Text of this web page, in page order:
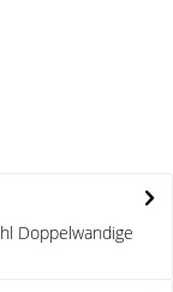
Doppelwandige